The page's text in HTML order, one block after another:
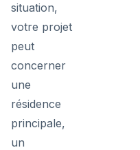
situation,
votre projet
peut
concerner
une
résidence
principale,
un